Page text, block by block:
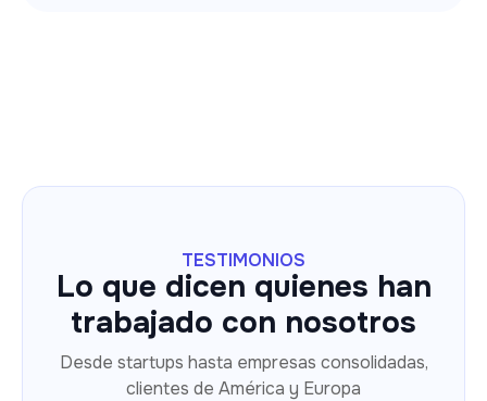
TESTIMONIOS
Lo que dicen quienes han
trabajado con nosotros
Desde startups hasta empresas consolidadas,
clientes de América y Europa